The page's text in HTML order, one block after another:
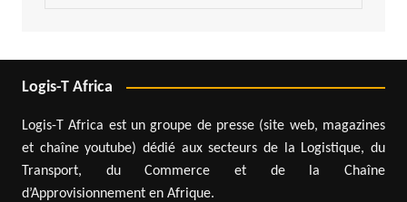
Logis-T Africa
Logis-T Africa est un groupe de presse (site web, magazines
et chaîne youtube) dédié aux secteurs de la Logistique, du
Transport, du Commerce et de la Chaîne
d’Approvisionnement en Afrique.